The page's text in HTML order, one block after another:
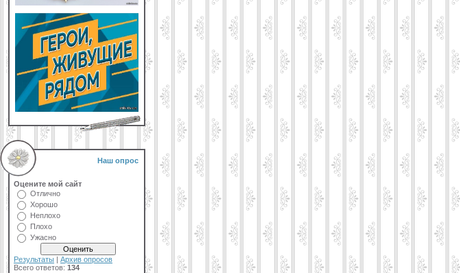
Наш опрос
Оцените мой сайт
Отлично
Хорошо
Неплохо
Плохо
Ужасно
Результаты | Архив опросов
Всего ответов: 134